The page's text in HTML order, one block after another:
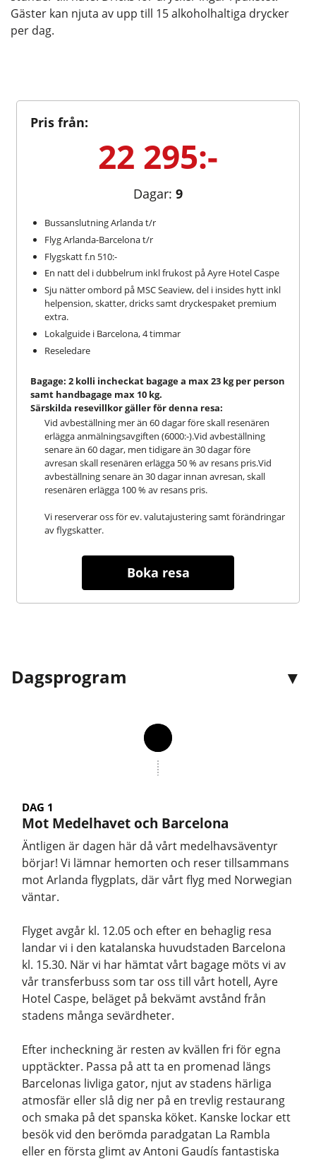
Gäster kan njuta av upp till 15 alkoholhaltiga drycker
per dag.
Pris från:
22 295:-
Dagar: 9
Bussanslutning Arlanda t/r
Flyg Arlanda-Barcelona t/r
Flygskatt f.n 510:-
En natt del i dubbelrum inkl frukost på Ayre Hotel Caspe
Sju nätter ombord på MSC Seaview, del i insides hytt inkl
helpension, skatter, dricks samt dryckespaket premium
extra.
Lokalguide i Barcelona, 4 timmar
Reseledare
Bagage: 2 kolli incheckat bagage a max 23 kg per person
samt handbagage max 10 kg.
Särskilda resevillkor gäller för denna resa:
Vid avbeställning mer än 60 dagar före skall resenären
erlägga anmälningsavgiften (6000:-).Vid avbeställning
senare än 60 dagar, men tidigare än 30 dagar före
avresan skall resenären erlägga 50 % av resans pris.Vid
avbeställning senare än 30 dagar innan avresan, skall
resenären erlägga 100 % av resans pris.
Vi reserverar oss för ev. valutajustering samt förändringar
av flygskatter.
Boka resa
Dagsprogram
DAG 1
Mot Medelhavet och Barcelona
Äntligen är dagen här då vårt medelhavsäventyr
börjar! Vi lämnar hemorten och reser tillsammans
mot Arlanda flygplats, där vårt flyg med Norwegian
väntar.
Flyget avgår kl. 12.05 och efter en behaglig resa
landar vi i den katalanska huvudstaden Barcelona
kl. 15.30. När vi har hämtat vårt bagage möts vi av
vår transferbuss som tar oss till vårt hotell, Ayre
Hotel Caspe, beläget på bekvämt avstånd från
stadens många sevärdheter.
Efter incheckning är resten av kvällen fri för egna
upptäckter. Passa på att ta en promenad längs
Barcelonas livliga gator, njut av stadens härliga
atmosfär eller slå dig ner på en trevlig restaurang
och smaka på det spanska köket. Kanske lockar ett
besök vid den berömda paradgatan La Rambla
eller en första glimt av Antoni Gaudís fantastiska